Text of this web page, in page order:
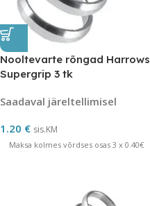
Nooltevarte rõngad Harrows
Supergrip 3 tk
Saadaval järeltellimisel
1.20 € sis.KM
Maksa kolmes võrdses osas 3 x 0.40€